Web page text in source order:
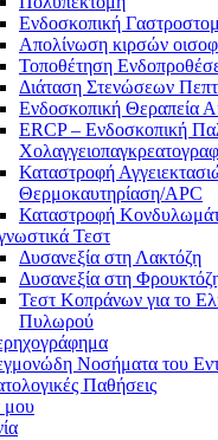
Ενδοσκοπική
Απολίνωση κιρσών
Τοποθέτηση
Διάταση Στενώσεων
Ενδοσκοπική Θεραπεία
ERCP – Ενδοσκοπική
Καταστροφή
Θερμοκαυτηρίαση/APC
Καταστροφή
Τεστ
Δυσανεξία στη Λακτόζη
Δυσανεξία στη
Τεστ Κοπράνων για το
Πυλωρού
Νοσήματα του
Παθήσεις
μου